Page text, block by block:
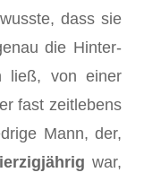
dass sie
die Hinter­
ließ, von einer
fast zeitlebens
Mann, der,
war,